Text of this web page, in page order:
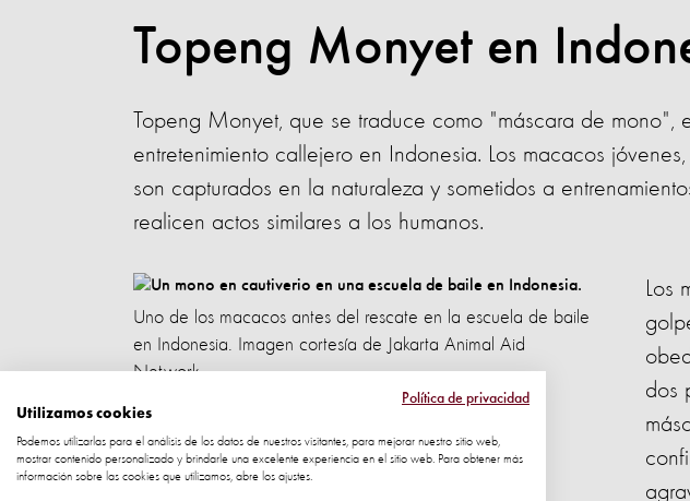
Topeng Monyet en
Topeng Monyet, que se traduce como "máscara de mono",
entretenimiento callejero en Indonesia. Los macacos
son capturados en la naturaleza y sometidos a
realicen actos similares a los humanos.
Uno de los macacos antes del rescate en la escuela de baile
en Indonesia. Imagen cortesía de Jakarta Animal Aid
Network.
Los
dos
Política de privacidad
Utilizamos cookies
Podemos utilizarlas para el análisis de los datos de nuestros visitantes, para mejorar nuestro sitio web,
mostrar contenido personalizado y brindarle una excelente experiencia en el sitio web. Para obtener más
información sobre las cookies que utilizamos, abre los ajustes.